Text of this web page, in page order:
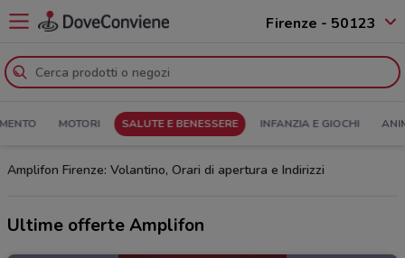
Firenze - 50123
MOTORI SALUTE E BENESSERE INFANZIA E GIOCHI
Amplifon Firenze: Volantino, Orari di apertura e Indirizzi
Ultime offerte Amplifon